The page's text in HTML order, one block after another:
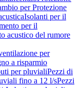
per Protezione
Isolanti per il
per il
acustico del rumore
per
a risparmio
per pluvialiPezzi di
fino a 12 l/sPezzi